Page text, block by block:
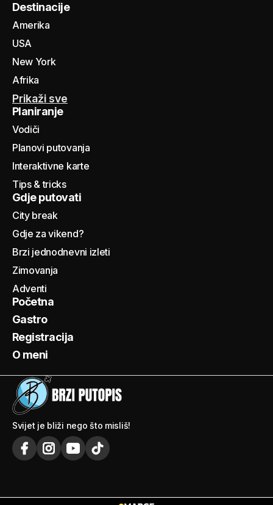
Svijet je bliži nego što misliš!
Destinacije
Amerika
USA
New York
Afrika
Prikaži sve
Planiranje
Vodiči
Planovi putovanja
Interaktivne karte
Tips & tricks
Gdje putovati
City break
Gdje za vikend?
Brzi jednodnevni izleti
Zimovanja
Adventi
Početna
Gastro
Registracija
O meni